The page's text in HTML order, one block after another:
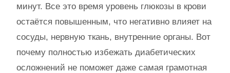
минут. Все это время уровень глюкозы в крови
остаётся повышенным, что негативно влияет на
сосуды, нервную ткань, внутренние органы. Вот
почему полностью избежать диабетических
осложнений не поможет даже самая грамотная